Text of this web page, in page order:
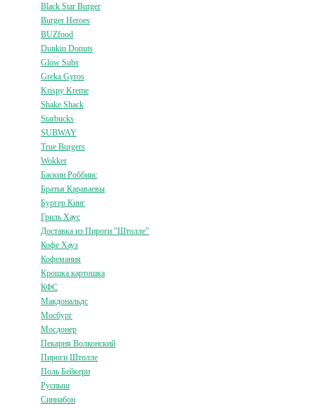
Black Star Burger
Burger Heroes
BUZfood
Dunkin Donuts
Glow Subs
Greka Gyros
Krispy Kreme
Shake Shack
Starbucks
SUBWAY
True Burgers
Wokker
Баскин Роббинс
Братья Караваевы
Бургер Кинг
Гриль Хаус
Доставка из Пироги "Штолле"
Кофе Хауз
Кофемания
Крошка картошка
КФС
Макдональдс
Мосбург
Мосдонер
Пекарня Волконский
Пироги Штолле
Поль Бейкери
Руспыш
Синнабон